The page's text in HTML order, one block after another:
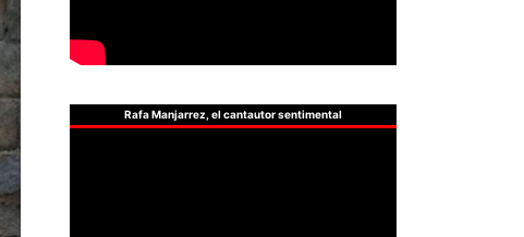
Rafa Manjarrez, el cantautor sentimental